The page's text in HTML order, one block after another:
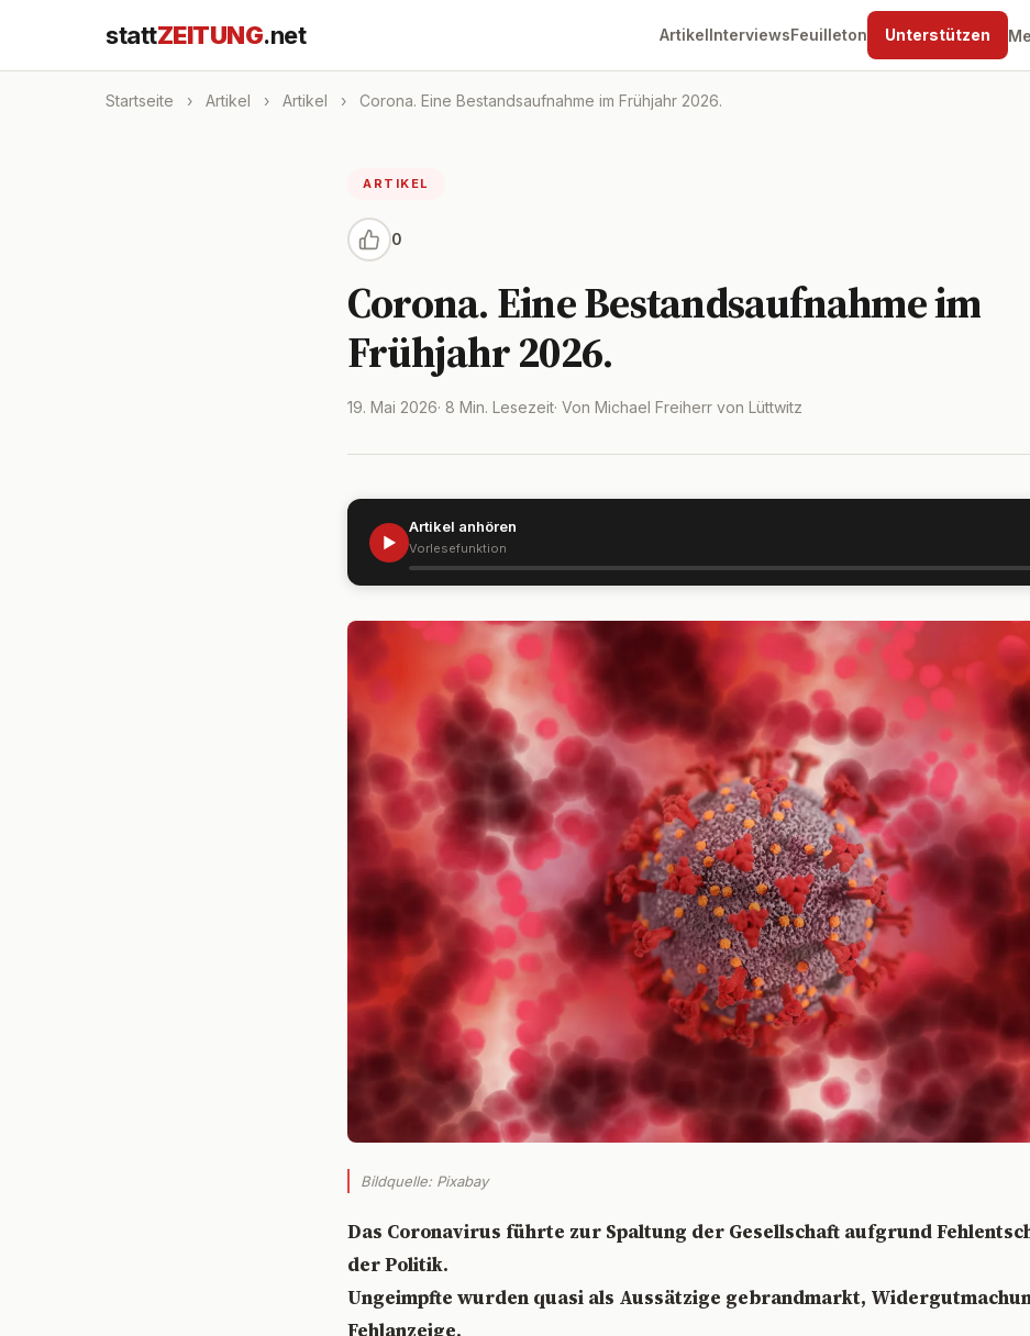
stattZEITUNG.net ArtikelInterviewsFeuilleton Unterstützen
Startseite › Artikel › Artikel › Corona. Eine Bestandsaufnahme im Frühjahr 2026.
ARTIKEL
0
Corona. Eine Bestandsaufnahme im
Frühjahr 2026.
19. Mai 2026· 8 Min. Lesezeit· Von Michael Freiherr von Lüttwitz
▶
Artikel anhören
Vorlesefunktion
Bildquelle: Pixabay
Das Coronavirus führte zur Spaltung der Gesellschaft aufgrund
der Politik.
Ungeimpfte wurden quasi als Aussätzige gebrandmarkt,
Fehlanzeige.